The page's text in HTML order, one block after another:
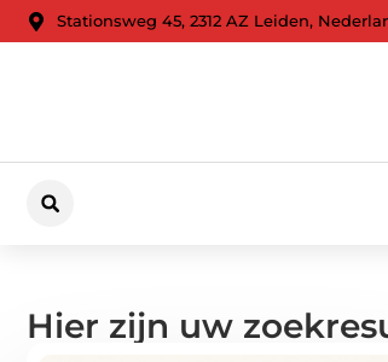
Stationsweg 45, 2312 AZ Leiden,
Hier zijn uw